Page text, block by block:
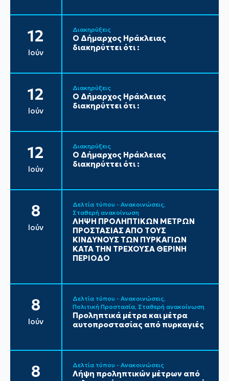
12
Ιούν
Διακηρύξεις
Ο Δήμαρχος Ηράκλειας
διακηρύττει ότι :
12
Ιούν
Διακηρύξεις
Ο Δήμαρχος Ηράκλειας
διακηρύττει ότι :
12
Ιούν
Διακηρύξεις
Ο Δήμαρχος Ηράκλειας
διακηρύττει ότι :
8
Ιούν
Δελτία τύπου - Ανακοινώσεις
Σταθερή ανακοίνωση
ΛΗΨΗ ΠΡΟΛΗΠΤΙΚΩΝ ΜΕΤΡΩΝ
ΠΡΟΣΤΑΣΙΑΣ ΑΠΟ ΤΟΥΣ
ΚΙΝΔΥΝΟΥΣ ΤΩΝ ΠΥΡΚΑΓΙΩΝ
ΚΑΤΑ ΤΗΝ ΤΡΕΧΟΥΣΑ ΘΕΡΙΝΗ
ΠΕΡΙΟΔΟ
8
Ιούν
Δελτία τύπου - Ανακοινώσεις
Πολιτική Προστασία Σταθερή ανακοίνωση
Προληπτικά μέτρα και μέτρα
αυτοπροστασίας από πυρκαγιές
8 Δελτία τύπου - Ανακοινώσεις
Λήψη προληπτικών μέτρων από